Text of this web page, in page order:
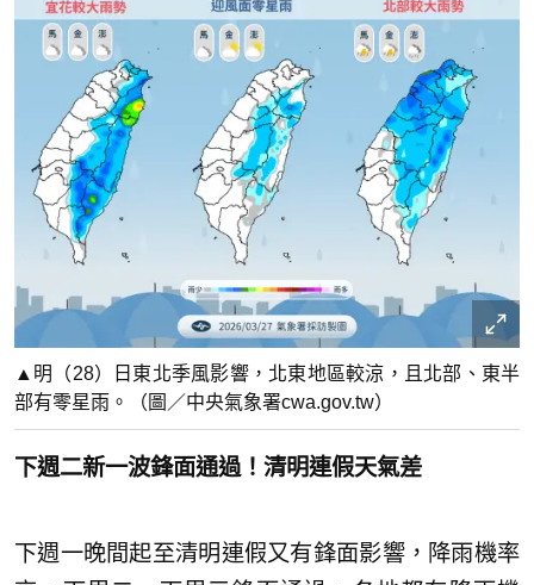
▲明（28）日東北季風影響，北東地區較涼，且北部、東半
部有零星雨。（圖／中央氣象署cwa.gov.tw）
下週二新一波鋒面通過！清明連假天氣差
下週一晚間起至清明連假又有鋒面影響，降雨機率